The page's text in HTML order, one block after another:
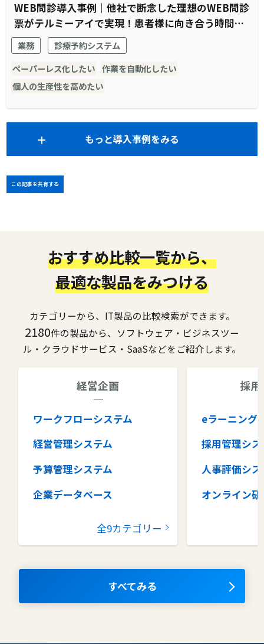
WEB問診導入事例｜他社で断念した理想のWEB問診
票がテルミーアイで実現！患者様に向き合う時間の
創出に成功
業務
診療予約システム
ペーパーレス化したい 作業を自動化したい
個人の生産性を高めたい
もっと導入事例をみる
この記事を共有する
おすすめ比較一覧から、
最適な製品をみつける
カテゴリーから、IT製品の比較検索ができます。
2180件の製品から、ソフトウェア・ビジネスツー
ル・クラウドサービス・SaaSなどをご紹介します。
経営企画
ワークフローシステム
経営管理システム
予算管理システム
企業データベース
コラボレーションツール
ナレッジマネジメントツール
全9カテゴリー
採
eラーニング
採用管理シス
人事評価シス
オンライン研
タレントマ
OKRツール
すべてみる